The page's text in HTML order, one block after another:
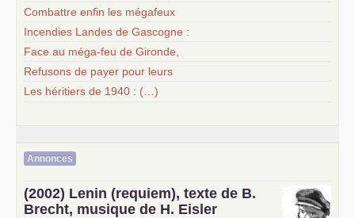
Combattre enfin les mégafeux
Incendies Landes de Gascogne :
Face au méga-feu de Gironde,
Refusons de payer pour leurs
Les héritiers de 1940 : (…)
Annonces
(2002) Lenin (requiem), texte de B.
Brecht, musique de H. Eisler